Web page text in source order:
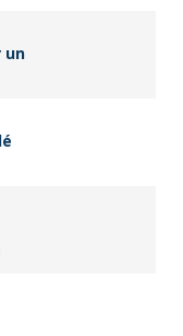
un